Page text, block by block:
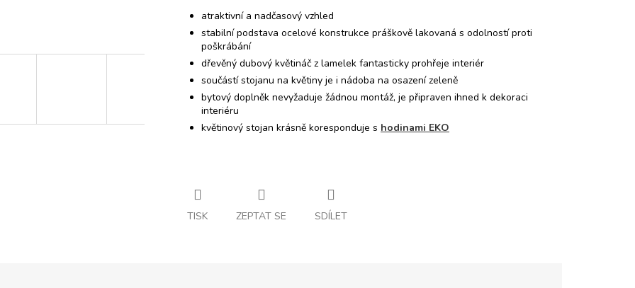
atraktivní a nadčasový vzhled
stabilní podstava ocelové konstrukce práškově lakovaná s odolností proti
poškrábání
dřevěný dubový květináč z lamelek fantasticky prohřeje interiér
součástí stojanu na květiny je i nádoba na osazení zeleně
bytový doplněk nevyžaduje žádnou montáž, je připraven ihned k dekoraci
interiéru
květinový stojan krásně koresponduje s hodinami EKO
TISK ZEPTAT SE SDÍLET